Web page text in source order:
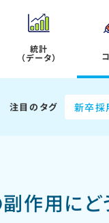
統計
（データ）
注目のタグ 新卒採
作用にど